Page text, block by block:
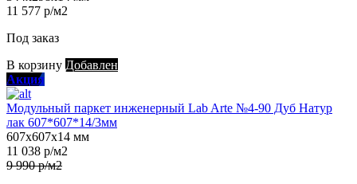
11 577 р/м2
Под заказ
В корзину Добавлен
Акция
Модульный паркет инженерный Lab Arte №4-90 Дуб Натур
лак 607*607*14/3мм
607х607х14 мм
11 038 р/м2
9 990 р/м2